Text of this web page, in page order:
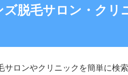
脱毛サロン・クリ
ロンやクリニックを簡単に検